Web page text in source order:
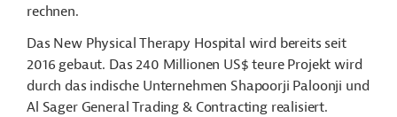
rechnen.
Das New Physical Therapy Hospital wird bereits seit
2016 gebaut. Das 240 Millionen US$ teure Projekt wird
durch das indische Unternehmen Shapoorji Paloonji und
Al Sager General Trading & Contracting realisiert.